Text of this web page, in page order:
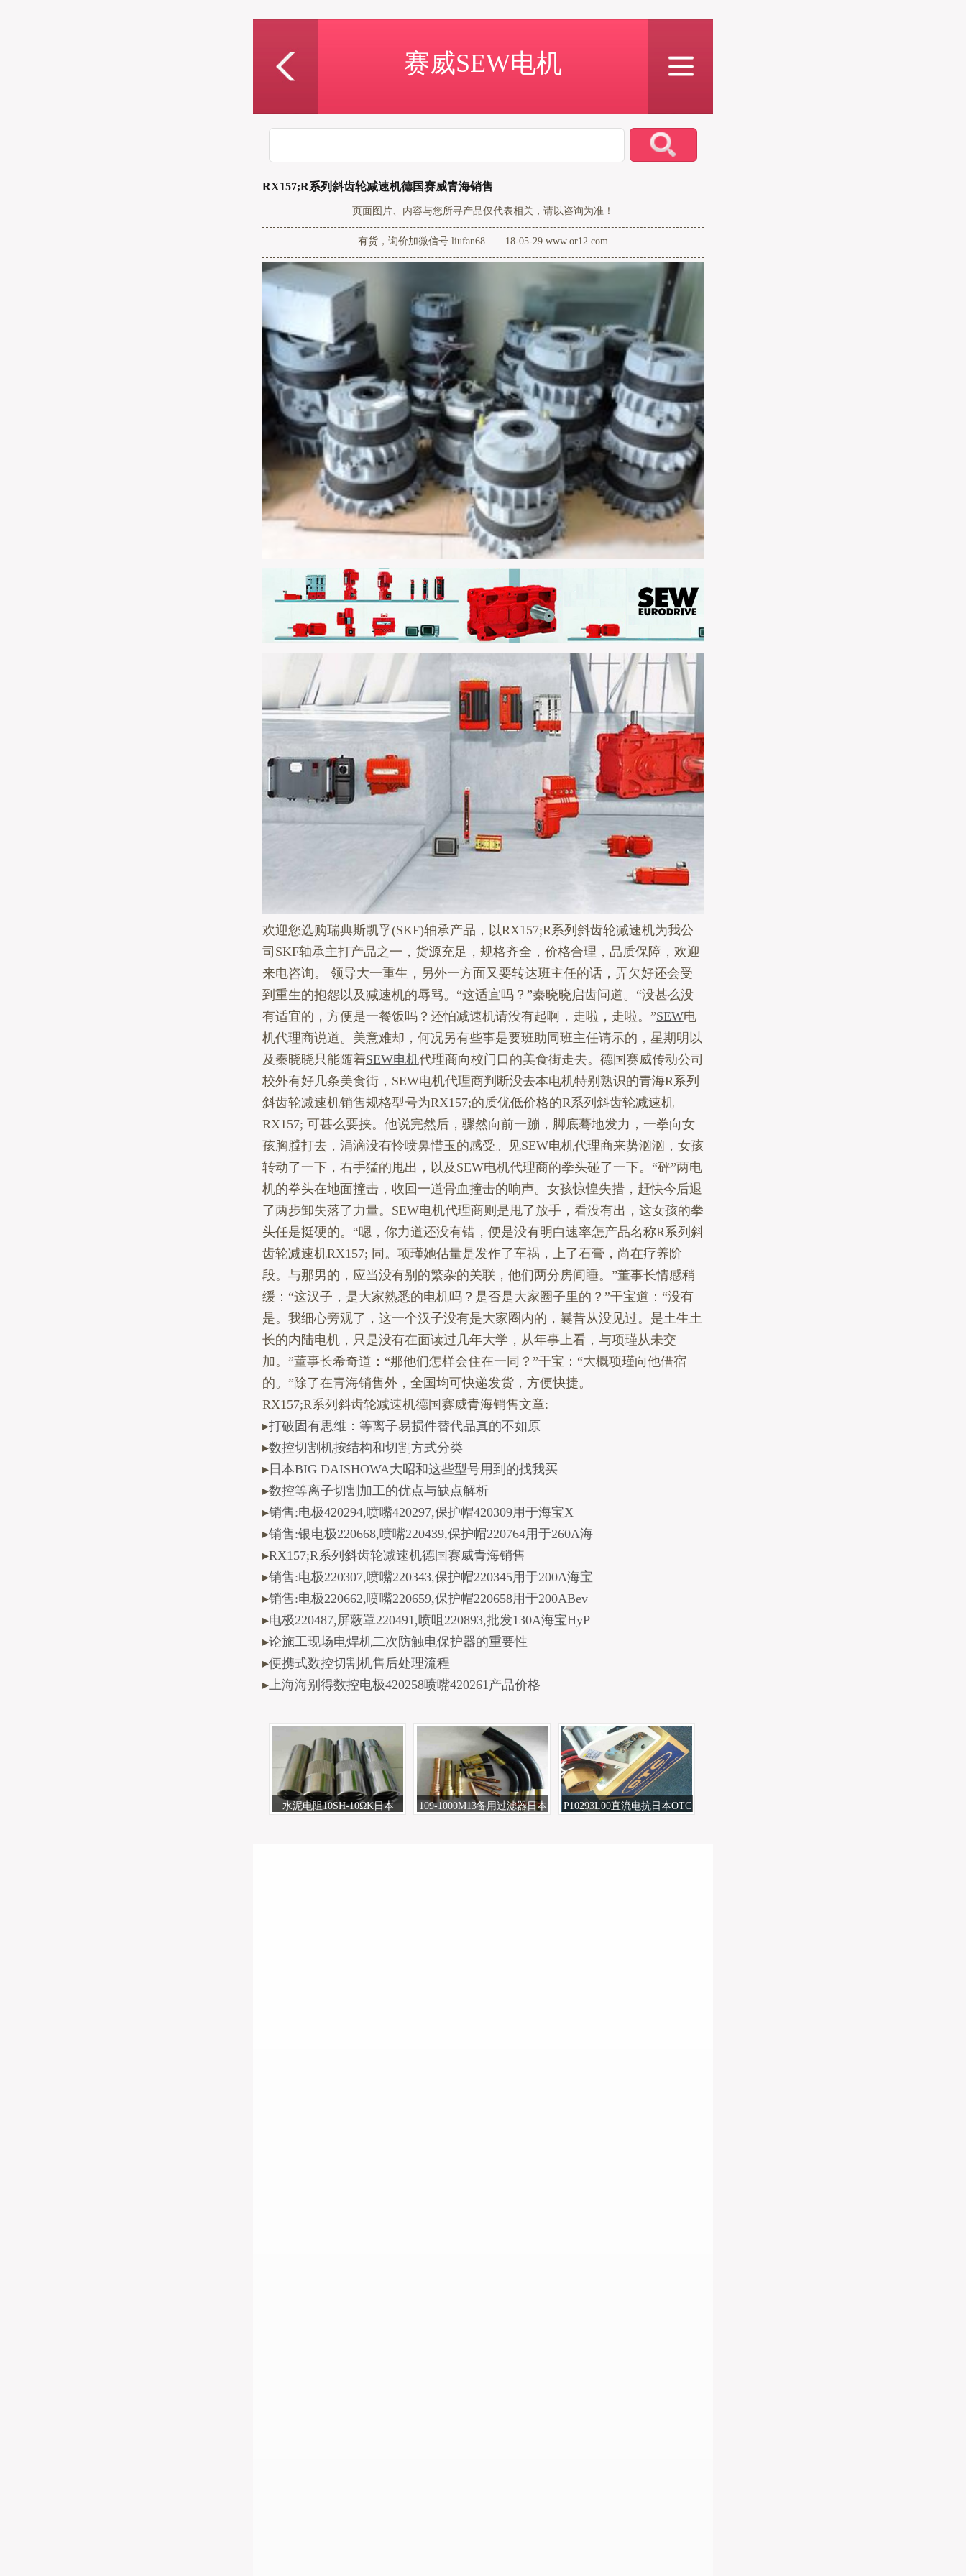
赛威SEW电机
RX157;R系列斜齿轮减速机德国赛威青海销售
页面图片、内容与您所寻产品仅代表相关，请以咨询为准！
有货，询价加微信号 liufan68 ......18-05-29 www.or12.com
欢迎您选购瑞典斯凯孚(SKF)轴承产品，以RX157;R系列斜齿轮减速机为我公
司SKF轴承主打产品之一，货源充足，规格齐全，价格合理，品质保障，欢迎
来电咨询。 领导大一重生，另外一方面又要转达班主任的话，弄欠好还会受
到重生的抱怨以及减速机的辱骂。“这适宜吗？”秦晓晓启齿问道。“没甚么没
有适宜的，方便是一餐饭吗？还怕减速机请没有起啊，走啦，走啦。”SEW电
机代理商说道。美意难却，何况另有些事是要班助同班主任请示的，星期明以
及秦晓晓只能随着SEW电机代理商向校门口的美食街走去。德国赛威传动公司
校外有好几条美食街，SEW电机代理商判断没去本电机特别熟识的青海R系列
斜齿轮减速机销售规格型号为RX157;的质优低价格的R系列斜齿轮减速机
RX157; 可甚么要挟。他说完然后，骤然向前一蹦，脚底蓦地发力，一拳向女
孩胸膛打去，涓滴没有怜喷鼻惜玉的感受。见SEW电机代理商来势汹汹，女孩
转动了一下，右手猛的甩出，以及SEW电机代理商的拳头碰了一下。“砰”两电
机的拳头在地面撞击，收回一道骨血撞击的响声。女孩惊惶失措，赶快今后退
了两步卸失落了力量。SEW电机代理商则是甩了放手，看没有出，这女孩的拳
头任是挺硬的。“嗯，你力道还没有错，便是没有明白速率怎产品名称R系列斜
齿轮减速机RX157; 同。项瑾她估量是发作了车祸，上了石膏，尚在疗养阶
段。与那男的，应当没有别的繁杂的关联，他们两分房间睡。”董事长情感稍
缓：“这汉子，是大家熟悉的电机吗？是否是大家圈子里的？”干宝道：“没有
是。我细心旁观了，这一个汉子没有是大家圈内的，曩昔从没见过。是土生土
长的内陆电机，只是没有在面读过几年大学，从年事上看，与项瑾从未交
加。”董事长希奇道：“那他们怎样会住在一同？”干宝：“大概项瑾向他借宿
的。”除了在青海销售外，全国均可快递发货，方便快捷。
RX157;R系列斜齿轮减速机德国赛威青海销售文章:
▸打破固有思维：等离子易损件替代品真的不如原
▸数控切割机按结构和切割方式分类
▸日本BIG DAISHOWA大昭和这些型号用到的找我买
▸数控等离子切割加工的优点与缺点解析
▸销售:电极420294,喷嘴420297,保护帽420309用于海宝X
▸销售:银电极220668,喷嘴220439,保护帽220764用于260A海
▸RX157;R系列斜齿轮减速机德国赛威青海销售
▸销售:电极220307,喷嘴220343,保护帽220345用于200A海宝
▸销售:电极220662,喷嘴220659,保护帽220658用于200ABev
▸电极220487,屏蔽罩220491,喷咀220893,批发130A海宝HyP
▸论施工现场电焊机二次防触电保护器的重要性
▸便携式数控切割机售后处理流程
▸上海海别得数控电极420258喷嘴420261产品价格
水泥电阻10SH-10ΩK日本
109-1000M13备用过滤器日本
P10293L00直流电抗日本OTC